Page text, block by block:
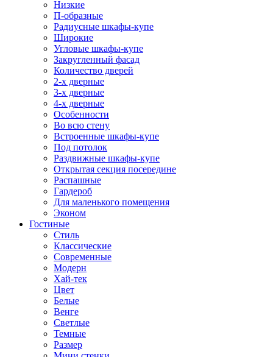
Низкие
П-образные
Радиусные шкафы-купе
Широкие
Угловые шкафы-купе
Закругленный фасад
Количество дверей
2-х дверные
3-х дверные
4-х дверные
Особенности
Во всю стену
Встроенные шкафы-купе
Под потолок
Раздвижные шкафы-купе
Открытая секция посередине
Распашные
Гардероб
Для маленького помещения
Эконом
Гостиные
Стиль
Классические
Современные
Модерн
Хай-тек
Цвет
Белые
Венге
Светлые
Темные
Размер